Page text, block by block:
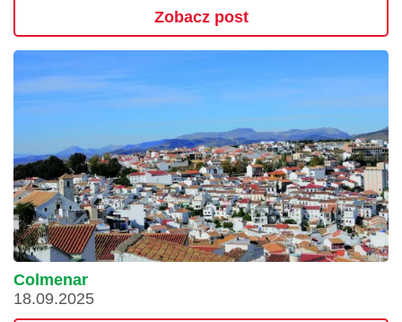
Zobacz post
Colmenar
18.09.2025